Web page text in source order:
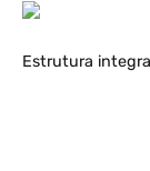
Estrutura